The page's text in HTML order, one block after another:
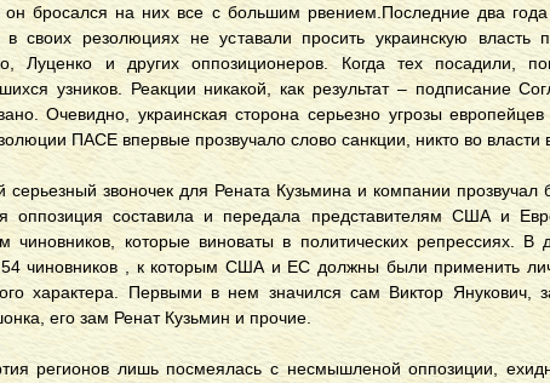
бросался на них все с большим рвением.Последние два года
в своих резолюциях не уставали просить украинскую власть
Луценко и других оппозиционеров. Когда тех посадили,
узников. Реакции никакой, как результат – подписание
Очевидно, украинская сторона серьезно угрозы
ПАСЕ впервые прозвучало слово санкции, никто во власти
серьезный звоночек для Рената Кузьмина и компании прозвучал
оппозиция составила и передала представителям США и
чиновников, которые виноваты в политических репрессиях. В
чиновников , к которым США и ЕС должны были применить
характера. Первыми в нем значился сам Виктор Янукович,
его зам Ренат Кузьмин и прочие.
регионов лишь посмеялась с несмышленой оппозиции,